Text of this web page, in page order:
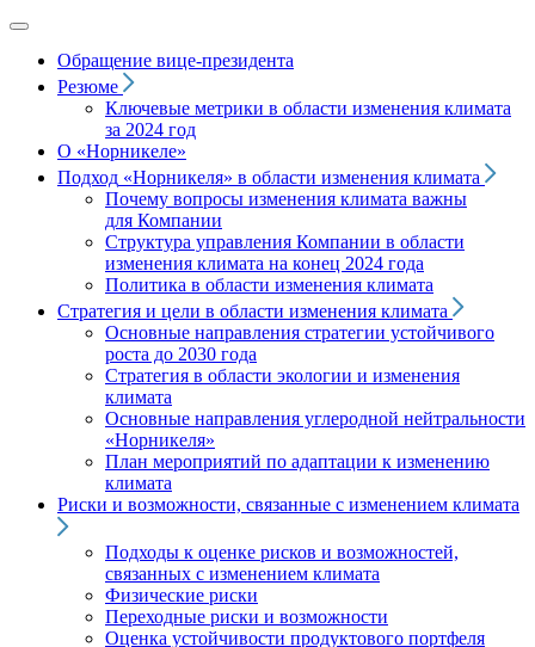
Обращение вице‑президента
Резюме
Ключевые метрики в области изменения климата
за 2024 год
О «Норникеле»
Подход «Норникеля» в области изменения климата
Почему вопросы изменения климата важны
для Компании
Структура управления Компании в области
изменения климата на конец 2024 года
Политика в области изменения климата
Стратегия и цели в области изменения климата
Основные направления стратегии устойчивого
роста до 2030 года
Стратегия в области экологии и изменения
климата
Основные направления углеродной нейтральности
«Норникеля»
План мероприятий по адаптации к изменению
климата
Риски и возможности, связанные с изменением климата
Подходы к оценке рисков и возможностей,
связанных с изменением климата
Физические риски
Переходные риски и возможности
Оценка устойчивости продуктового портфеля